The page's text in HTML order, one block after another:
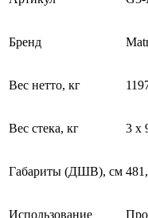
Бренд
Вес нетто, кг
Вес стека, кг 3 х
Габариты (ДШВ), см
Использование